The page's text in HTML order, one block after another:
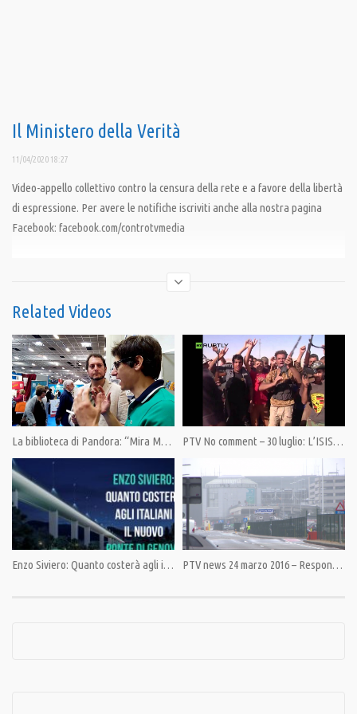
Il Ministero della Verità
11/04/2020 18:27
Video-appello collettivo contro la censura della rete e a favore della libertà
di espressione. Per avere le notifiche iscriviti anche alla nostra pagina
Facebook: facebook.com/controtvmedia
Category:PrimoPiano
Related Videos
La biblioteca di Pandora: “Mira Markovic, memorie di una strega rossa” PTV No comment – 30 luglio: L’ISIS ARRETRA
Enzo Siviero: Quanto costerà agli italiani il nuovo ponte di Genova PTV news 24 marzo 2016 – Responsabilità vecchie e nuove dell’intelligence belga